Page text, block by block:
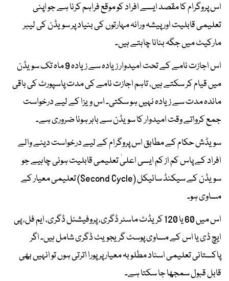
اس پروگرام کا مقصد ایسے افراد کو موقع فراہم کرنا ہے جو اپنی
تعلیمی قابلیت اور پیشہ ورانہ مہارتوں کی بنیاد پر سویڈن کی لیبر
مارکیٹ میں جگہ بنانا چاہتے ہیں۔
اس اجازت نامے کے تحت امیدوار زیادہ سے زیادہ 9 ماہ تک سویڈن
میں قیام کر سکتے ہیں، تاہم اجازت نامے کی مدت پاسپورٹ کی باقی
ماندہ مدت سے زیادہ نہیں ہو سکتی۔ اس ویزا کے لیے درخواست
جمع کرواتے وقت امیدوار کا سویڈن سے باہر ہونا ضروری ہے۔
سویڈش حکام کے مطابق اس پروگرام کے لیے درخواست دینے والے
افراد کے پاس کم از کم ایسی اعلیٰ تعلیمی قابلیت ہونی چاہیے جو
سویڈن کے سیکنڈ سائیکل (Second Cycle) تعلیمی معیار کے
مساوی ہو۔
اس میں 60 یا 120 کریڈٹ ماسٹر ڈگری، پروفیشنل ڈگری، ایم فل، پی
ایچ ڈی یا اس کے مساوی پوسٹ گریجویٹ ڈگری شامل ہیں۔ اگر
پاکستانی تعلیمی اسناد مطلوبہ معیار پر پورا اترتی ہوں تو انہیں بھی
قابل قبول سمجھا جا سکتا ہے۔